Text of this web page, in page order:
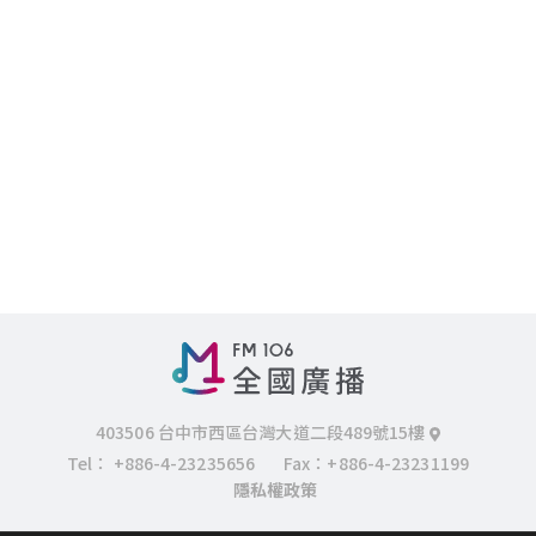
403506 台中市西區台灣大道二段489號15樓
Tel： +886-4-23235656
Fax：+886-4-23231199
隱私權政策